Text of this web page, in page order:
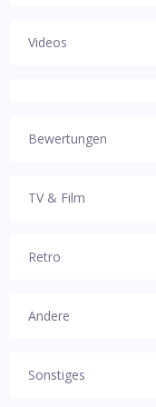
Videos
Bewertungen
TV & Film
Retro
Andere
Sonstiges